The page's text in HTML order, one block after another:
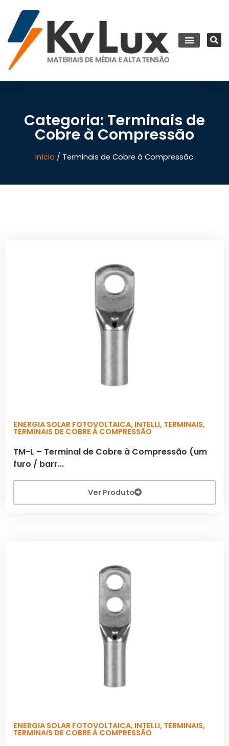
Categoria: Terminais de
Cobre à Compressão
Início / Terminais de Cobre à Compressão
ENERGIA SOLAR FOTOVOLTAICA, INTELLI, TERMINAIS,
TERMINAIS DE COBRE À COMPRESSÃO
TM-L – Terminal de Cobre à Compressão (um
furo / barr...
Ver Produto
ENERGIA SOLAR FOTOVOLTAICA, INTELLI, TERMINAIS,
TERMINAIS DE COBRE À COMPRESSÃO